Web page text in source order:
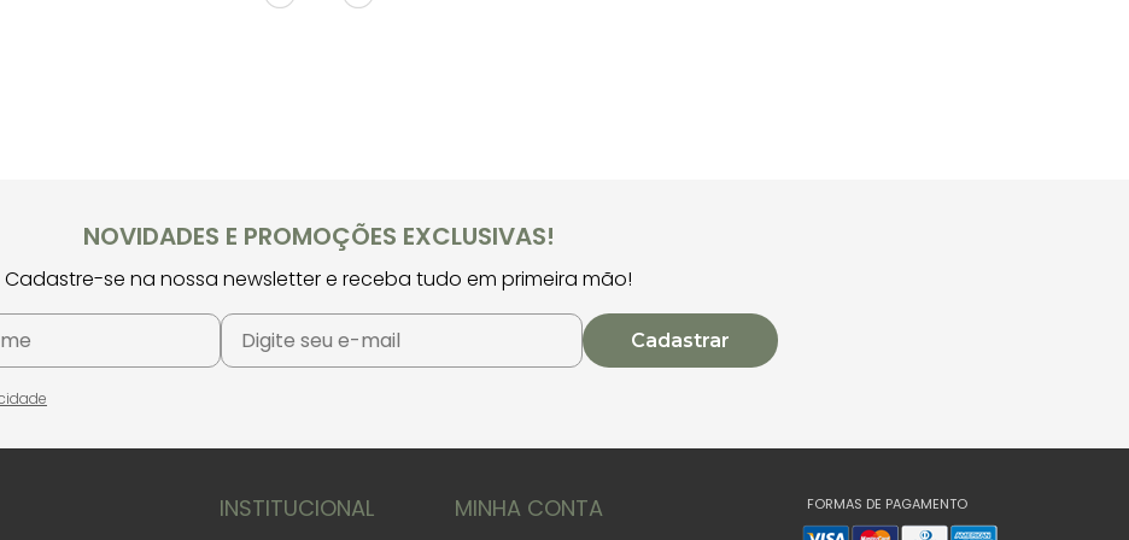
NOVIDADES E PROMOÇÕES EXCLUSIVAS!
Cadastre-se na nossa newsletter e receba tudo em primeira mão!
Cadastrar
INSTITUCIONAL MINHA CONTA FORMAS DE PAGAMENTO